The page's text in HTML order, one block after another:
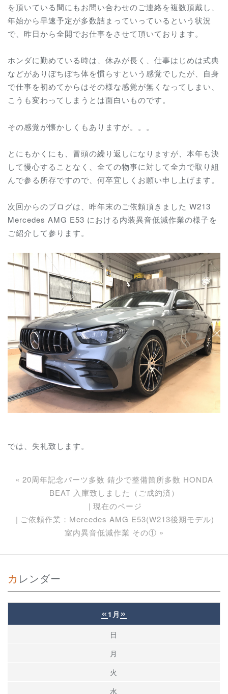
を頂いている間にもお問い合わせのご連絡を複数頂戴し、
年始から早速予定が多数詰まっていっているという状況
で、昨日から全開でお仕事をさせて頂いております。
ホンダに勤めている時は、休みが長く、仕事はじめは式典
などがありぼちぼち体を慣らすという感覚でしたが、自身
で仕事を初めてからはその様な感覚が無くなってしまい、
こうも変わってしまうとは面白いものです。
その感覚が懐かしくもありますが。。。
とにもかくにも、冒頭の繰り返しになりますが、本年も決
して慢心することなく、全ての物事に対して全力で取り組
んで参る所存ですので、何卒宜しくお願い申し上げます。
次回からのブログは、昨年末のご依頼頂きました W213
Mercedes AMG E53 における内装異音低減作業の様子を
ご紹介して参ります。
では、失礼致します。
« 20周年記念パーツ多数 錆少で整備箇所多数 HONDA
BEAT 入庫致しました（ご成約済）
現在のページ
ご依頼作業：Mercedes AMG E53(W213後期モデル)
室内異音低減作業 その① »
カレンダー
« 1月 »
日
月
火
水